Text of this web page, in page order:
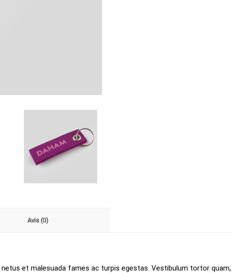
Avis (0)
et malesuada fames ac turpis egestas. Vestibulum tortor